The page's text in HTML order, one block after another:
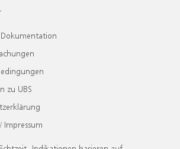
zu UBS
Impressum